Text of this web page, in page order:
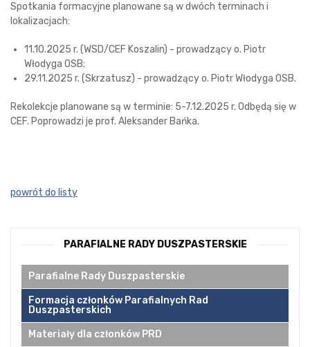
Spotkania formacyjne planowane są w dwóch terminach i
lokalizacjach:
11.10.2025 r. (WSD/CEF Koszalin) - prowadzący o. Piotr
Włodyga OSB;
29.11.2025 r. (Skrzatusz) - prowadzący o. Piotr Włodyga OSB.
Rekolekcje planowane są w terminie: 5-7.12.2025 r. Odbędą się w
CEF. Poprowadzi je prof. Aleksander Bańka.
powrót do listy
PARAFIALNE RADY DUSZPASTERSKIE
Parafialne Rady Duszpasterskie
Formacja członków Parafialnych Rad
Duszpasterskich
Materiały dla członków PRD